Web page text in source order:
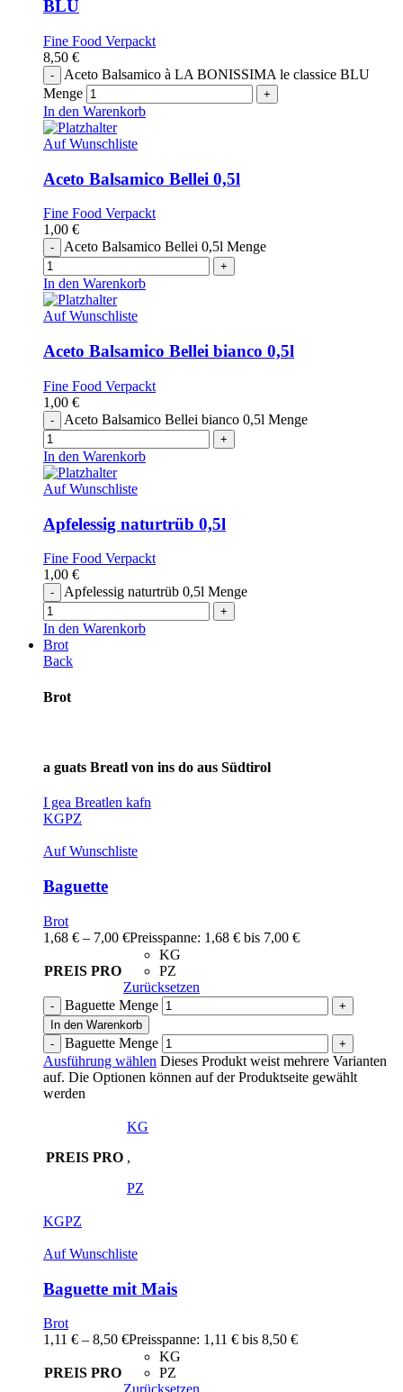
BLU
Fine Food Verpackt
8,50 €
Aceto Balsamico à LA BONISSIMA le classice BLU
Menge
In den Warenkorb
Auf Wunschliste
Aceto Balsamico Bellei 0,5l
Fine Food Verpackt
1,00 €
Aceto Balsamico Bellei 0,5l Menge
In den Warenkorb
Auf Wunschliste
Aceto Balsamico Bellei bianco 0,5l
Fine Food Verpackt
1,00 €
Aceto Balsamico Bellei bianco 0,5l Menge
In den Warenkorb
Auf Wunschliste
Apfelessig naturtrüb 0,5l
Fine Food Verpackt
1,00 €
Apfelessig naturtrüb 0,5l Menge
In den Warenkorb
Brot
Back
Brot
a guats Breatl von ins do aus Südtirol
I gea Breatlen kafn
KGPZ
Auf Wunschliste
Baguette
Brot
1,68 € – 7,00 €Preisspanne: 1,68 € bis 7,00 €
PREIS PRO
KG
PZ
Zurücksetzen
Baguette Menge
In den Warenkorb
Baguette Menge
Ausführung wählen Dieses Produkt weist mehrere Varianten
auf. Die Optionen können auf der Produktseite gewählt
werden
PREIS PRO
KG
,
PZ
KGPZ
Auf Wunschliste
Baguette mit Mais
Brot
1,11 € – 8,50 €Preisspanne: 1,11 € bis 8,50 €
PREIS PRO
KG
PZ